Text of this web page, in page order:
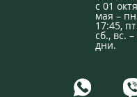
с 01
мая –
17:45,
сб., вс.
дни.